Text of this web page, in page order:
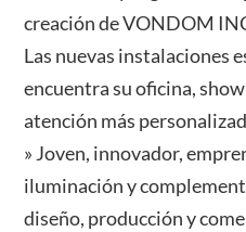
creación de VONDOM
Las nuevas instalaciones
encuentra su oficina,
atención más
» Joven, innovador,
iluminación y
diseño, producción y